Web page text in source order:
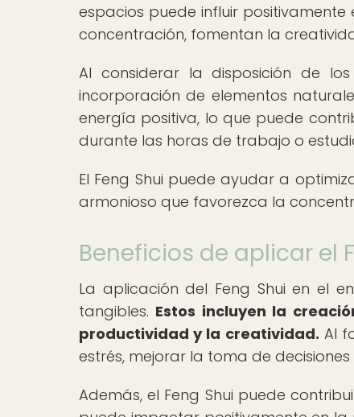
espacios puede influir
concentración, fomentan la
Al considerar la disposición de
incorporación de elementos
energía positiva, lo que puede
durante las horas de trabajo o
El Feng Shui puede ayudar a
armonioso que favorezca la
Beneficios de aplicar el
La aplicación del Feng Shui en el
tangibles. Estos incluyen la
productividad y la creatividad. Al
estrés, mejorar la toma de
Además, el Feng Shui puede